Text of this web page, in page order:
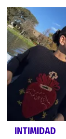
INTIMIDAD